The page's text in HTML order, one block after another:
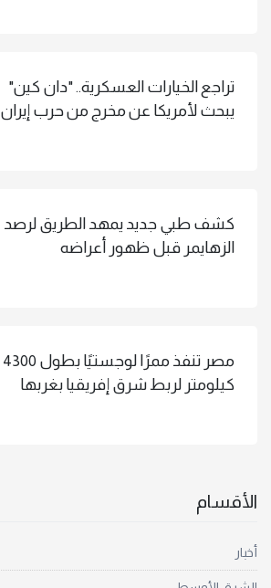
تراجع الخيارات العسكرية.. "دان كين"
يبحث لأمريكا عن مخرج من حرب إيران
كشف طبي جديد يمهد الطريق لرصد
الزهايمر قبل ظهور أعراضه
مصر تنفذ ممرًا لوجستيًا بطول 4300
كيلومتر لربط شرق إفريقيا بغربها
الأقسام
أخبار